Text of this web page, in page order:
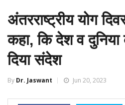
अंतरराष्ट्रीय योग
कहा, कि देश व
दिया संदेश
By Dr. Jaswant Jun 20, 2023